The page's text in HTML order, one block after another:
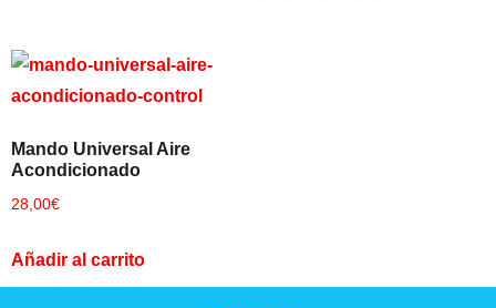
Mando Universal Aire
Acondicionado
28,00€
Añadir al carrito